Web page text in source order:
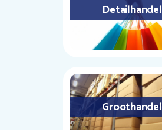
Detailhandel
Groothandel